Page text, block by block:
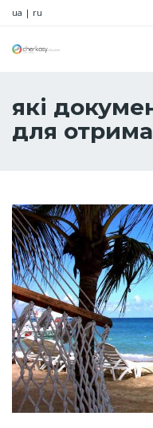
ua | ru
які
для